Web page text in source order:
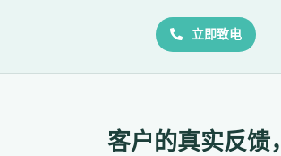
立即致电
客户的真实反馈，